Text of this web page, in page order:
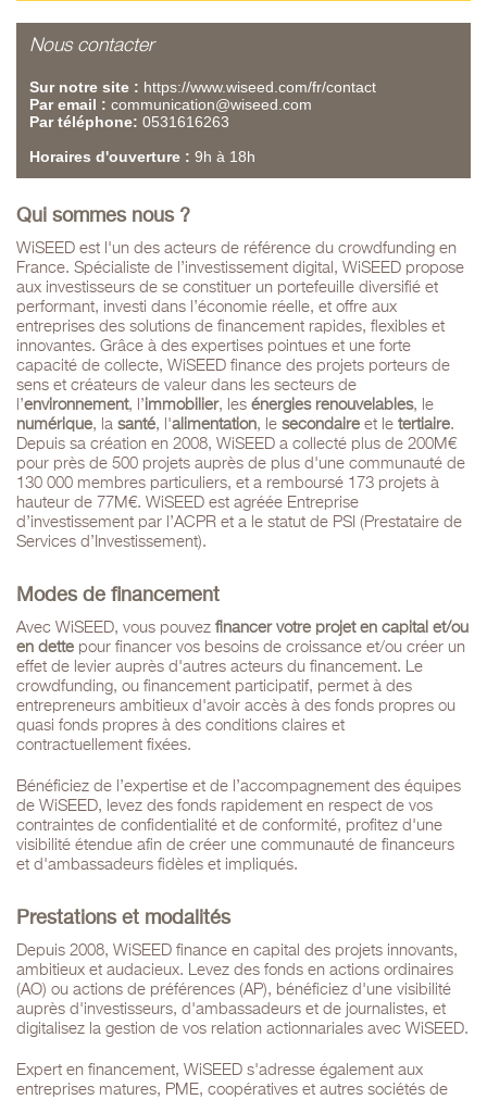
Nous contacter
Sur notre site : https://www.wiseed.com/fr/contact
Par email : communication@wiseed.com
Par téléphone: 0531616263
Horaires d'ouverture : 9h à 18h
Qui sommes nous ?
WiSEED est l'un des acteurs de référence du crowdfunding en
France. Spécialiste de l’investissement digital, WiSEED propose
aux investisseurs de se constituer un portefeuille diversifié et
performant, investi dans l’économie réelle, et offre aux
entreprises des solutions de financement rapides, flexibles et
innovantes. Grâce à des expertises pointues et une forte
capacité de collecte, WiSEED finance des projets porteurs de
sens et créateurs de valeur dans les secteurs de
l’environnement, l’immobilier, les énergies renouvelables, le
numérique, la santé, l'alimentation, le secondaire et le tertiaire.
Depuis sa création en 2008, WiSEED a collecté plus de 200M€
pour près de 500 projets auprès de plus d'une communauté de
130 000 membres particuliers, et a remboursé 173 projets à
hauteur de 77M€. WiSEED est agréée Entreprise
d’investissement par l’ACPR et a le statut de PSI (Prestataire de
Services d’Investissement).
Modes de financement
Avec WiSEED, vous pouvez financer votre projet en capital et/ou
en dette pour financer vos besoins de croissance et/ou créer un
effet de levier auprès d'autres acteurs du financement. Le
crowdfunding, ou financement participatif, permet à des
entrepreneurs ambitieux d'avoir accès à des fonds propres ou
quasi fonds propres à des conditions claires et
contractuellement fixées.
Bénéficiez de l’expertise et de l’accompagnement des équipes
de WiSEED, levez des fonds rapidement en respect de vos
contraintes de confidentialité et de conformité, profitez d'une
visibilité étendue afin de créer une communauté de financeurs
et d'ambassadeurs fidèles et impliqués.
Prestations et modalités
Depuis 2008, WiSEED finance en capital des projets innovants,
ambitieux et audacieux. Levez des fonds en actions ordinaires
(AO) ou actions de préférences (AP), bénéficiez d'une visibilité
auprès d'investisseurs, d'ambassadeurs et de journalistes, et
digitalisez la gestion de vos relation actionnariales avec WiSEED.
Expert en financement, WiSEED s'adresse également aux
entreprises matures, PME, coopératives et autres sociétés de